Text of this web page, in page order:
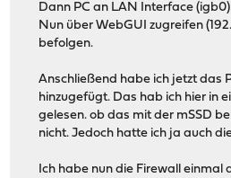
Dann PC an LAN Interface
Nun über WebGUI zugreifen
befolgen.
Anschließend habe ich jetzt das
hinzugefügt. Das hab ich hier in
gelesen. ob das mit der mSSD
nicht. Jedoch hatte ich ja auch
Ich habe nun die Firewall einmal